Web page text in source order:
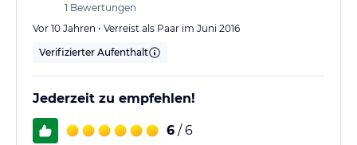
1 Bewertungen
Vor 10 Jahren • Verreist als Paar im Juni 2016
Verifizierter Aufenthalt
Jederzeit zu empfehlen!
6 / 6